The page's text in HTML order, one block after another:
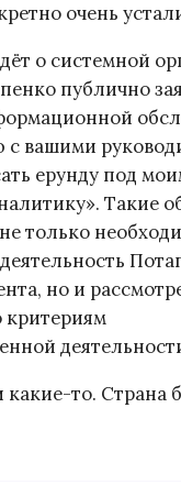
очень
о системной
публично
с вашими
ерунду под
Такие
только
но и
критериям
то. Страна